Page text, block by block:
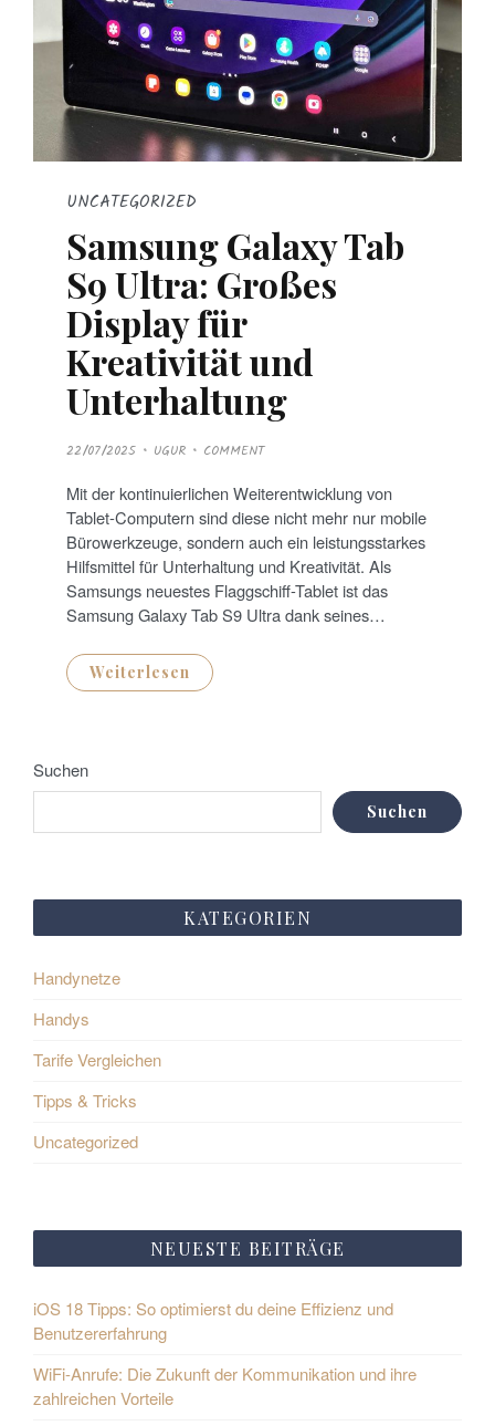
UNCATEGORIZED
Samsung Galaxy Tab
S9 Ultra: Großes
Display für
Kreativität und
Unterhaltung
P
O
T
E
D
O
N
22/07/2025 UGUR COMMENT
Mit der kontinuierlichen Weiterentwicklung von
Tablet-Computern sind diese nicht mehr nur mobile
Bürowerkzeuge, sondern auch ein leistungsstarkes
Hilfsmittel für Unterhaltung und Kreativität. Als
Samsungs neuestes Flaggschiff-Tablet ist das
Samsung Galaxy Tab S9 Ultra dank seines…
Weiterlesen
Suchen
Suchen
KATEGORIEN
Handynetze
Handys
Tarife Vergleichen
Tipps & Tricks
Uncategorized
NEUESTE BEITRÄGE
iOS 18 Tipps: So optimierst du deine Effizienz und
Benutzererfahrung
WiFi-Anrufe: Die Zukunft der Kommunikation und ihre
zahlreichen Vorteile